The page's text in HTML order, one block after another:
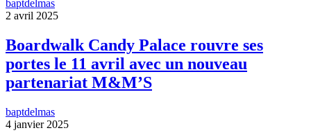
baptdelmas
2 avril 2025
Boardwalk Candy Palace rouvre ses
portes le 11 avril avec un nouveau
partenariat M&M’S
baptdelmas
4 janvier 2025